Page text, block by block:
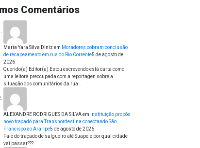
Comentários
Maria Yara Silva Diniz em Moradores cobram conclusão
de recapeamento em rua do Rio Corrente5 de agosto de
2026
Querido(a) Editor(a) Estou escrevendo está carta como
uma leitora preocupada com a reportagen sobre a
situação dos comunitários da rua…
ALEXANDRE RODRIGUES DA SILVAem
Instituição propõe
novo traçado para Transnordestina conectando São
Francisco ao Araripe5 de agosto de 2026
Fale do traçado de salgueiro até Suape.e por qual cidade
vai passar???